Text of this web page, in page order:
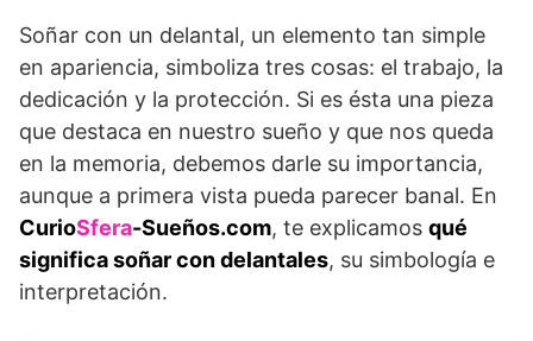
Soñar con un delantal, un elemento tan simple
en apariencia, simboliza tres cosas: el trabajo, la
dedicación y la protección. Si es ésta una pieza
que destaca en nuestro sueño y que nos queda
en la memoria, debemos darle su importancia,
aunque a primera vista pueda parecer banal. En
CurioSfera-Sueños.com, te explicamos qué
significa soñar con delantales, su simbología e
interpretación.